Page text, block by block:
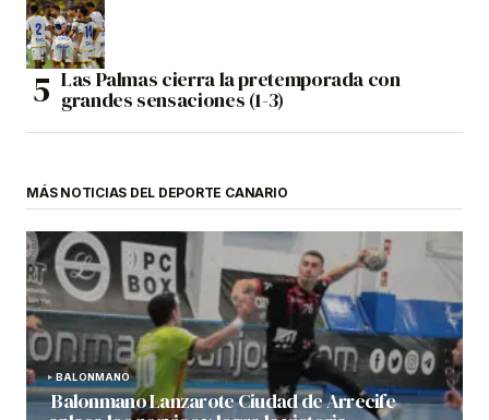
Las Palmas cierra la pretemporada con
grandes sensaciones (1-3)
MÁS NOTICIAS DEL DEPORTE CANARIO
BALONMANO
Balonmano Lanzarote Ciudad de Arrecife